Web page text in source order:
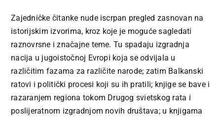
Učenje
Prijatelji
Crnogorski
Zajedničke čitanke nude iscrpan pregled zasnovan na
istorijskim izvorima, kroz koje je moguće sagledati
raznovrsne i značajne teme. Tu spadaju izgradnja
nacija u jugoistočnoj Evropi koja se odvijala u
različitim fazama za različite narode; zatim Balkanski
ratovi i politički procesi koji su ih pratili; knjige se bave i
razaranjem regiona tokom Drugog svietskog rata i
poslijeratnom izgradnjom novih društava; u knjigama